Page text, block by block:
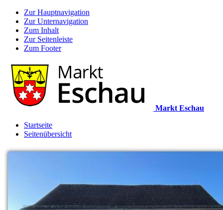
Zur Hauptnavigation
Zur Unternavigation
Zum Inhalt
Zur Seitenleiste
Zum Footer
Markt Eschau
Startseite
Seitenübersicht